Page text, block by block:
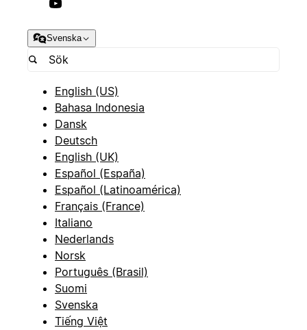
Svenska
English (US)
Bahasa Indonesia
Dansk
Deutsch
English (UK)
Español (España)
Español (Latinoamérica)
Français (France)
Italiano
Nederlands
Norsk
Português (Brasil)
Suomi
Svenska
Tiếng Việt